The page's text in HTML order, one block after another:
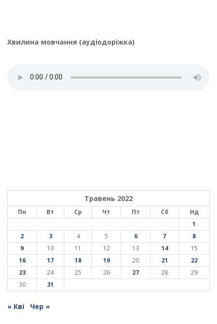
Хвилина мовчання (аудіодоріжка)
Травень 2022
Пн Вт Ср Чт Пт Сб
Нд
1
2
3 4 5 6 7
8
9
10 11 12 13 14
15
16
17 18 19 20 21
22
23
24 25 26 27 28
29
30
31
« Кві Чер »